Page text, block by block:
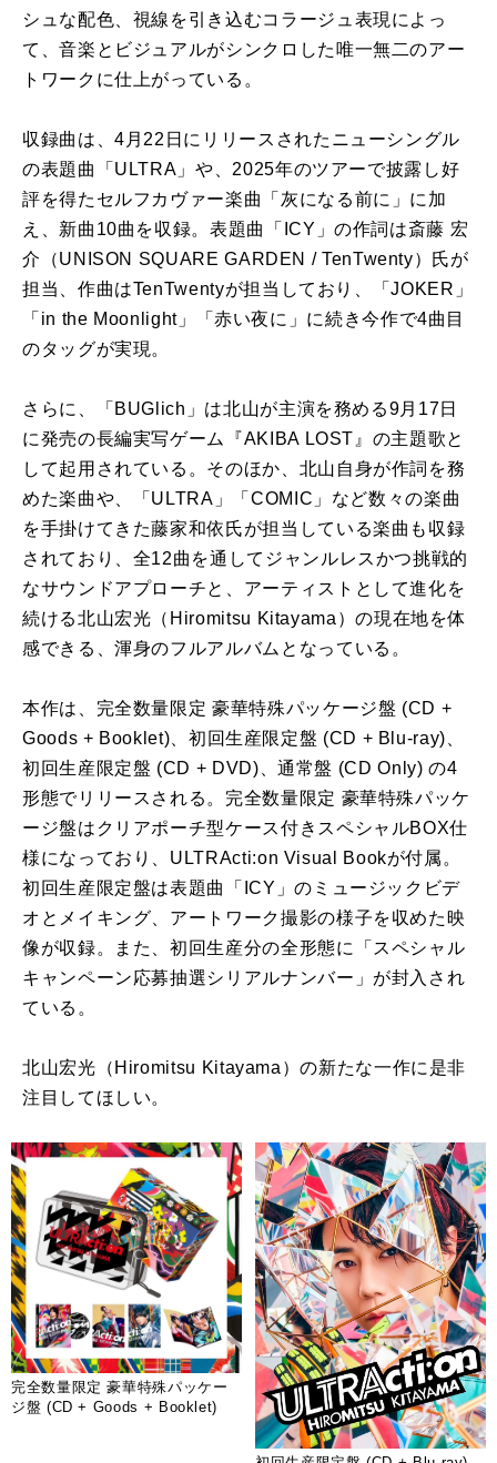
シュな配色、視線を引き込むコラージュ表現によっ
て、音楽とビジュアルがシンクロした唯一無二のアー
トワークに仕上がっている。
収録曲は、4月22日にリリースされたニューシングル
の表題曲「ULTRA」や、2025年のツアーで披露し好
評を得たセルフカヴァー楽曲「灰になる前に」に加
え、新曲10曲を収録。表題曲「ICY」の作詞は斎藤 宏
介（UNISON SQUARE GARDEN / TenTwenty）氏が
担当、作曲はTenTwentyが担当しており、「JOKER」
「in the Moonlight」「赤い夜に」に続き今作で4曲目
のタッグが実現。
さらに、「BUGlich」は北山が主演を務める9月17日
に発売の長編実写ゲーム『AKIBA LOST』の主題歌と
して起用されている。そのほか、北山自身が作詞を務
めた楽曲や、「ULTRA」「COMIC」など数々の楽曲
を手掛けてきた藤家和依氏が担当している楽曲も収録
されており、全12曲を通してジャンルレスかつ挑戦的
なサウンドアプローチと、アーティストとして進化を
続ける北山宏光（Hiromitsu Kitayama）の現在地を体
感できる、渾身のフルアルバムとなっている。
本作は、完全数量限定 豪華特殊パッケージ盤 (CD +
Goods + Booklet)、初回生産限定盤 (CD + Blu-ray)、
初回生産限定盤 (CD + DVD)、通常盤 (CD Only) の4
形態でリリースされる。完全数量限定 豪華特殊パッケ
ージ盤はクリアポーチ型ケース付きスペシャルBOX仕
様になっており、ULTRActi:on Visual Bookが付属。
初回生産限定盤は表題曲「ICY」のミュージックビデ
オとメイキング、アートワーク撮影の様子を収めた映
像が収録。また、初回生産分の全形態に「スペシャル
キャンペーン応募抽選シリアルナンバー」が封入され
ている。
北山宏光（Hiromitsu Kitayama）の新たな一作に是非
注目してほしい。
完全数量限定 豪華特殊パッケー
ジ盤 (CD + Goods + Booklet)